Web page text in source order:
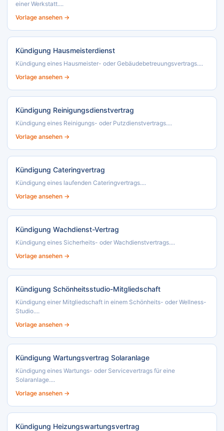
einer Werkstatt....
Vorlage ansehen →
Kündigung Hausmeisterdienst
Kündigung eines Hausmeister- oder Gebäudebetreuungsvertrags....
Vorlage ansehen →
Kündigung Reinigungsdienstvertrag
Kündigung eines Reinigungs- oder Putzdienstvertrags....
Vorlage ansehen →
Kündigung Cateringvertrag
Kündigung eines laufenden Cateringvertrags....
Vorlage ansehen →
Kündigung Wachdienst-Vertrag
Kündigung eines Sicherheits- oder Wachdienstvertrags....
Vorlage ansehen →
Kündigung Schönheitsstudio-Mitgliedschaft
Kündigung einer Mitgliedschaft in einem Schönheits- oder Wellness-
Studio....
Vorlage ansehen →
Kündigung Wartungsvertrag Solaranlage
Kündigung eines Wartungs- oder Servicevertrags für eine
Solaranlage....
Vorlage ansehen →
Kündigung Heizungswartungsvertrag